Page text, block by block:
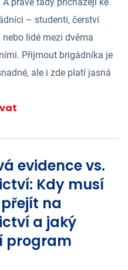
– studenti, čerství
lidé mezi dvěma
Přijmout brigádníka je
ale i zde platí jasná
evidence vs.
Kdy musí
přejít na
a jaký
program